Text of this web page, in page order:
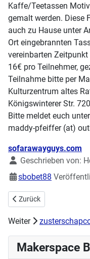
Kaffe/Teetassen
gemalt werden. Diese
auch zu Hause unter
Ort eingebrannten
vereinbarten
16€ pro Teilnehmer,
Teilnahme bitte per
Kulturzentrum altes
Königswinterer Str.
Bitte meldet euch
maddy-pfeiffer (at)
Details
sofarawayguys.com
Geschrieben von:
sbobet88
Vorheriger Beitrag:
Zurück
Weiter
Makerspace